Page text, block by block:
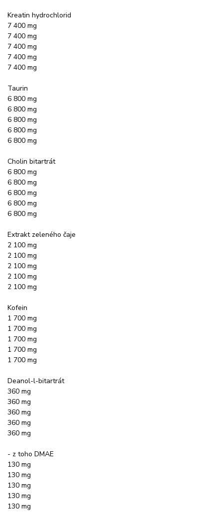
Kreatin hydrochlorid
7 400 mg
7 400 mg
7 400 mg
7 400 mg
7 400 mg
Taurin
6 800 mg
6 800 mg
6 800 mg
6 800 mg
6 800 mg
Cholin bitartrát
6 800 mg
6 800 mg
6 800 mg
6 800 mg
6 800 mg
Extrakt zeleného čaje
2 100 mg
2 100 mg
2 100 mg
2 100 mg
2 100 mg
Kofein
1 700 mg
1 700 mg
1 700 mg
1 700 mg
1 700 mg
Deanol-l-bitartrát
360 mg
360 mg
360 mg
360 mg
360 mg
- z toho DMAE
130 mg
130 mg
130 mg
130 mg
130 mg